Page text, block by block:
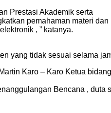
Prestasi Akademik serta
pemahaman materi
, ” katanya.
yang tidak sesuai selama
Karo – Karo Ketua bidang
Bencana ,